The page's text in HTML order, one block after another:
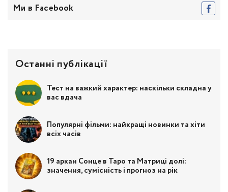
Ми в Facebook
Останні публікації
Тест на важкий характер: наскільки складна у
вас вдача
Популярні фільми: найкращі новинки та хіти
всіх часів
19 аркан Сонце в Таро та Матриці долі:
значення, сумісність і прогноз на рік